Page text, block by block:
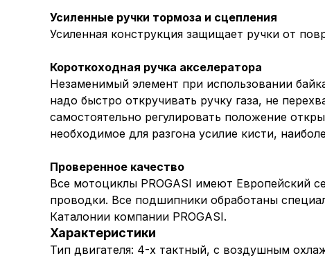
Усиленные ручки тормоза и сцепления
Усиленная конструкция защищает ручки от
Короткоходная ручка акселератора
Незаменимый элемент при использовании
надо быстро откручивать ручку газа, не
самостоятельно регулировать положение
необходимое для разгона усилие кисти,
Проверенное качество
Все мотоциклы PROGASI имеют Европейский
проводки. Все подшипники обработаны
Каталонии компании PROGASI.
Характеристики
Тип двигателя: 4-х тактный, с воздушным